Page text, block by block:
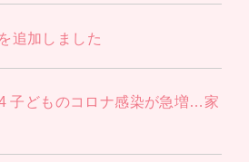
追加しました
どものコロナ感染が急増…家